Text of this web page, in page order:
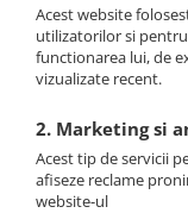
Acest website
utilizatorilor si
functionarea lui, de
vizualizate recent.
2. Marketing si
Acest tip de servicii
afiseze reclame
website-ul